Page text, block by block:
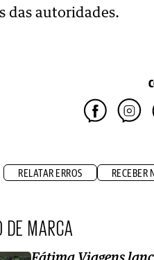
das autoridades.
RELATAR ERROS RECEBER
DE MARCA